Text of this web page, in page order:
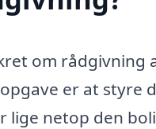
om rådgivning
er at styre
netop den